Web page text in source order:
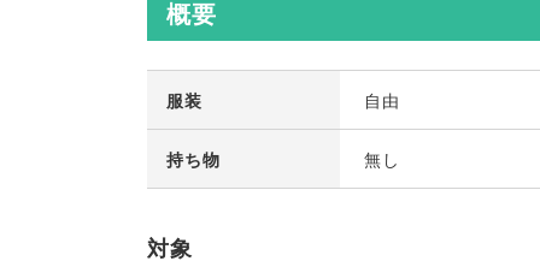
概要
服装 自由
持ち物 無し
対象